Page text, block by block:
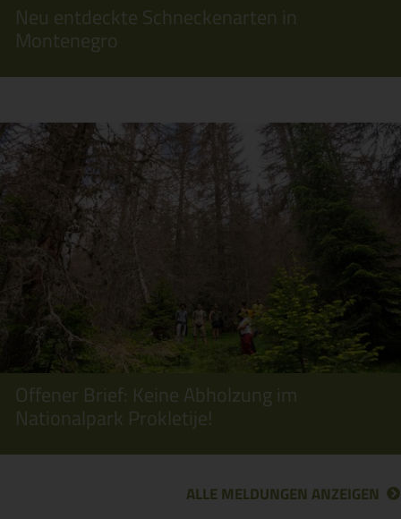
Neu entdeckte Schneckenarten in
Montenegro
Offener Brief: Keine Abholzung im
Nationalpark Prokletije!
ALLE MELDUNGEN ANZEIGEN